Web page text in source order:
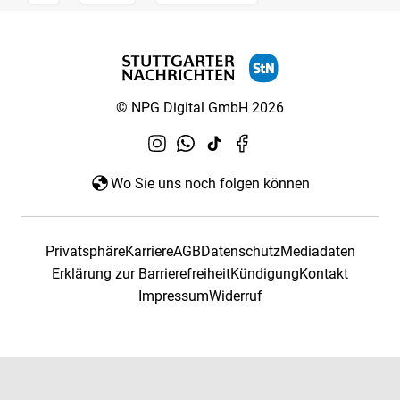
© NPG Digital GmbH 2026
Wo Sie uns noch folgen können
PrivatsphäreKarriereAGBDatenschutzMediadaten
Erklärung zur BarrierefreiheitKündigungKontakt
ImpressumWiderruf